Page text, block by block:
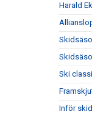
Harald
Ski
Inför